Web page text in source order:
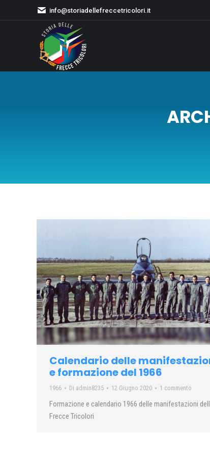
info@storiadellefreccetricolori.it
Calendario delle
e formazione del 1966
1966 Di admin8235 12 Giugno 2020 1 commento
Formazione e calendario 1966 delle manifestazioni
Frecce Tricolori